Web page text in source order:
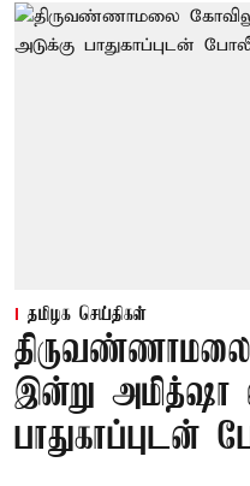
தமிழக செய்திகள்
திருவண்ணாமலை
இன்று அமித்ஷா
பாதுகாப்புடன்